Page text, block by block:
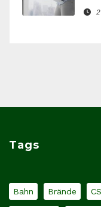
Tags
Bahn Brände